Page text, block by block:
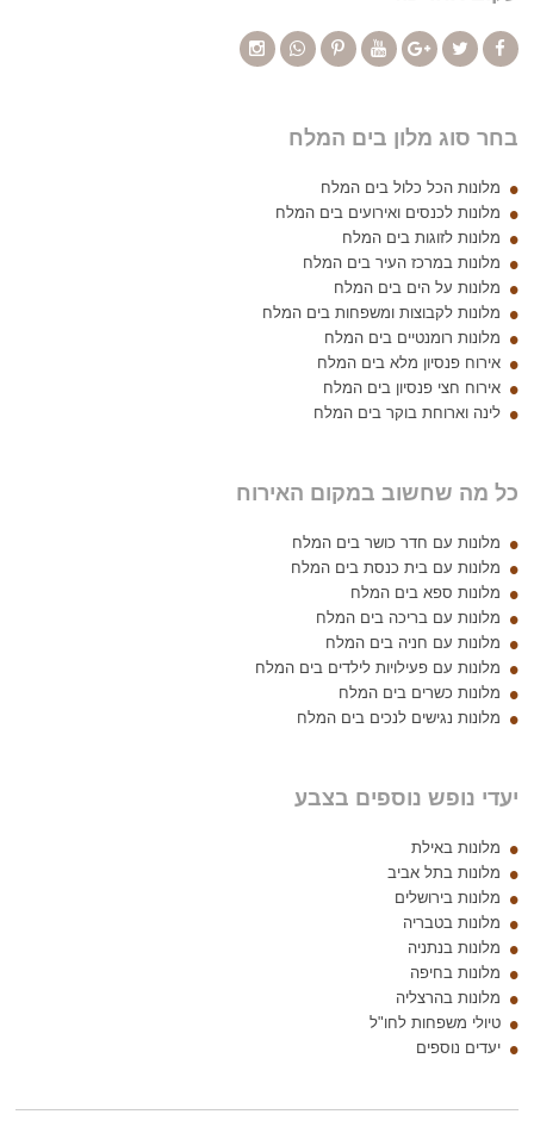
בחר סוג מלון בים המלח
מלונות הכל כלול בים המלח
מלונות לכנסים ואירועים בים המלח
מלונות לזוגות בים המלח
מלונות במרכז העיר בים המלח
מלונות על הים בים המלח
מלונות לקבוצות ומשפחות בים המלח
מלונות רומנטיים בים המלח
אירוח פנסיון מלא בים המלח
אירוח חצי פנסיון בים המלח
לינה וארוחת בוקר בים המלח
כל מה שחשוב במקום האירוח
מלונות עם חדר כושר בים המלח
מלונות עם בית כנסת בים המלח
מלונות ספא בים המלח
מלונות עם בריכה בים המלח
מלונות עם חניה בים המלח
מלונות עם פעילויות לילדים בים המלח
מלונות כשרים בים המלח
מלונות נגישים לנכים בים המלח
יעדי נופש נוספים בצבע
מלונות באילת
מלונות בתל אביב
מלונות בירושלים
מלונות בטבריה
מלונות בנתניה
מלונות בחיפה
מלונות בהרצליה
טיולי משפחות לחו"ל
יעדים נוספים